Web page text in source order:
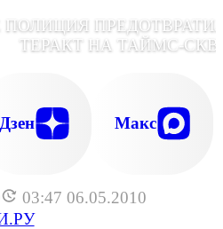
03:47 06.05.2010
ТЕРАКТ НА ТАЙМС-
Дзен Макс